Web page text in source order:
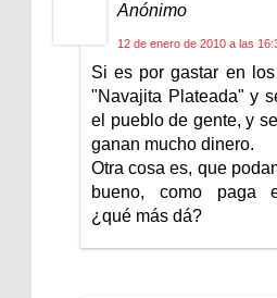
Anónimo
12 de enero de 2010 a las
Si es por gastar en
"Navajita Plateada" y
el pueblo de gente, y
ganan mucho dinero.
Otra cosa es, que
bueno, como paga
¿qué más dá?